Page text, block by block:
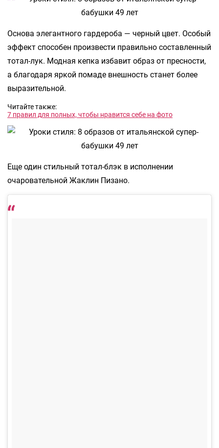
Основа элегантного гардероба — черный цвет. Особый
эффект способен произвести правильно составленный
тотал-лук. Модная кепка избавит образ от пресности,
а благодаря яркой помаде внешность станет более
выразительной.
Читайте также:
7 правил для полных, чтобы нравится себе на фото
Еще один стильный тотал-блэк в исполнении
очаровательной Жаклин Пизано.